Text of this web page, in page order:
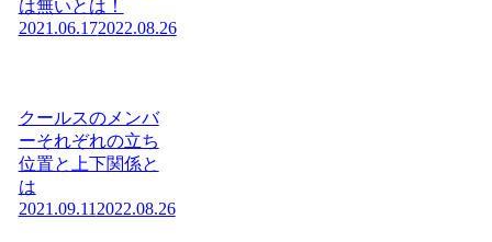
は無いとは！
2021.06.172022.08.26
クールスのメンバ
ーそれぞれの立ち
位置と上下関係と
は
2021.09.11 2022.08.26